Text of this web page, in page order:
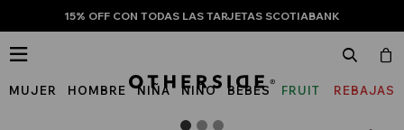
15% OFF CON TODAS LAS TARJETAS SCOTIABANK
MUJER HOMBRE NIÑA NIÑO BEBÉS
FRUIT
REBAJAS
